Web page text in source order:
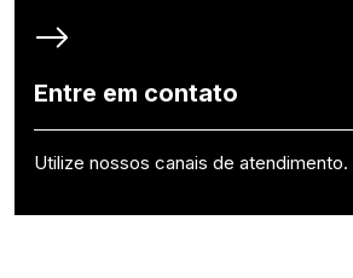
Entre em contato
Utilize nossos canais de atendimento.